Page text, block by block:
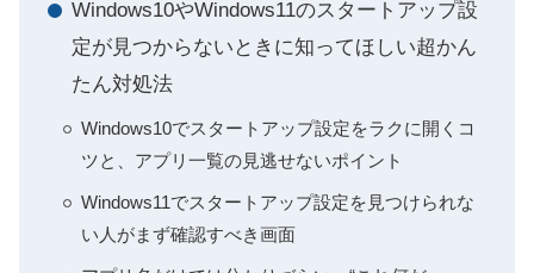
Windows10やWindows11のスタートアップ設
定が見つからないときに知ってほしい超かん
たん対処法
Windows10でスタートアップ設定をラクに開くコ
ツと、アプリ一覧の見逃せないポイント
Windows11でスタートアップ設定を見つけられな
い人がまず確認すべき画面